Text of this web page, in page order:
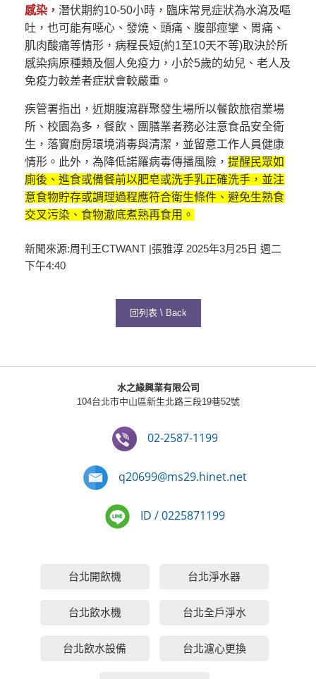
感染， 潛伏期約10-50小時，臨床常見症狀為水瀉及嘔
吐，也可能有噁心、發燒、頭痛、腹部痙攣、胃痛、
肌肉酸痛等情形，病程長短(約1至10天不等)取決於所
感染病原種類及個人免疫力，小於5歲的幼兒、老人及
免疫力較差者症狀會較嚴重。
疾管署指出，近期腹瀉群聚發生場所以餐飲旅宿業場
所、校園為多，餐飲、團膳業者務必注意食品安全衛
生，落實廚房環境消毒與清潔，並留意工作人員健康
情形。此外，為降低諾羅病毒傳播風險， 提醒民眾如
廁後、進食或備餐前以肥皂或洗手乳正確洗手，並注
意食物貯存或調理過程應符合衛生條件、避免生熟食
交叉污染、食物澈底煮熟再食用。
新聞來源:周刊王CTWANT |張雅淳 2025年3月25日 週二
下午4:40
回列表 \ Back
水之緣興業有限公司
104台北市中山區新生北路三段19巷52號
02-2587-1199
q20699@ms29.hinet.net
ID / 0225871199
台北開飲機 台北淨水器
台北飲水機 台北全戶淨水
台北飲水設備 台北濾心更換